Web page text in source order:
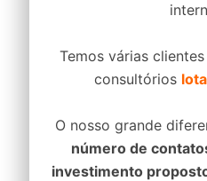
Temos várias
consultórios
O nosso grande
número de
investimento